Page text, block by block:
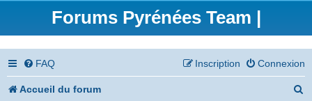
Forums Pyrénées Team |
FAQ Connexion
Inscription
Accueil du forum